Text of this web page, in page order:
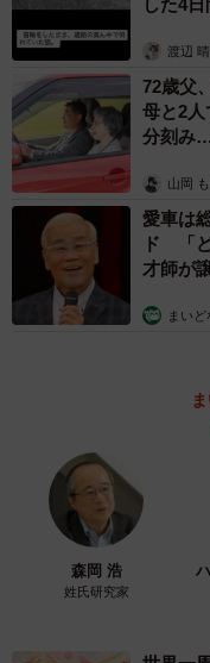
『RELOOP STORE』
れを楽しめる新しい買
▽株式会社UPBEAR公
https://www.up-
した4
渡辺
72歳父
母と2
分刻み…
山岡
愛車は
ド 「
才師が
まい
森岡 浩
姓氏研究家